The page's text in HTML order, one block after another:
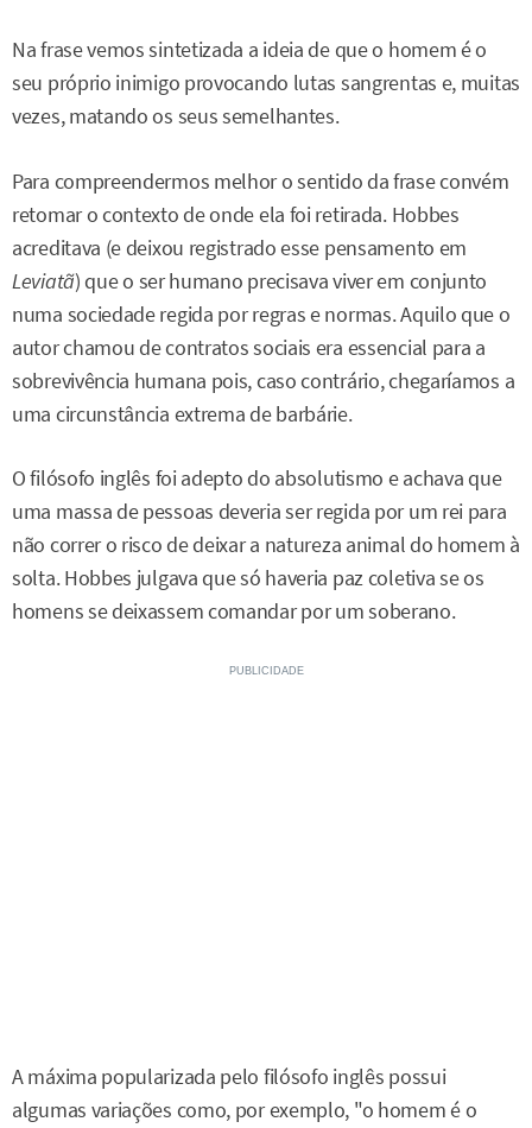
Na frase vemos sintetizada a ideia de que o homem é o
seu próprio inimigo provocando lutas sangrentas e, muitas
vezes, matando os seus semelhantes.
Para compreendermos melhor o sentido da frase convém
retomar o contexto de onde ela foi retirada. Hobbes
acreditava (e deixou registrado esse pensamento em
Leviatã) que o ser humano precisava viver em conjunto
numa sociedade regida por regras e normas. Aquilo que o
autor chamou de contratos sociais era essencial para a
sobrevivência humana pois, caso contrário, chegaríamos a
uma circunstância extrema de barbárie.
O filósofo inglês foi adepto do absolutismo e achava que
uma massa de pessoas deveria ser regida por um rei para
não correr o risco de deixar a natureza animal do homem à
solta. Hobbes julgava que só haveria paz coletiva se os
homens se deixassem comandar por um soberano.
A máxima popularizada pelo filósofo inglês possui
algumas variações como, por exemplo, "o homem é o